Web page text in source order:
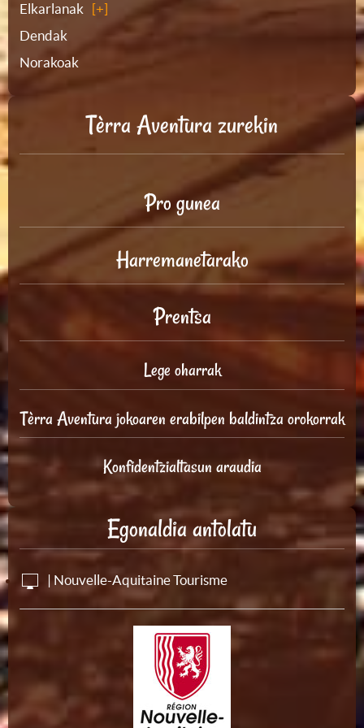
Elkarlanak
Dendak
Norakoak
Tèrra Aventura zurekin
Pro gunea
Harremanetarako
Prentsa
Lege oharrak
Tèrra Aventura jokoaren erabilpen baldintza orokorrak
Konfidentzialtasun araudia
Egonaldia antolatu
| Nouvelle-Aquitaine Tourisme